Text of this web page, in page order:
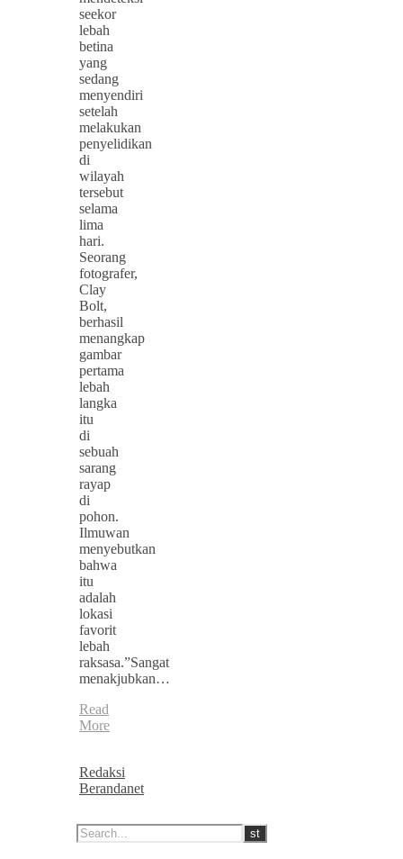
seekor
lebah
betina
yang
sedang
menyendiri
setelah
melakukan
penyelidikan
di
wilayah
tersebut
selama
lima
hari.
Seorang
fotografer,
Clay
Bolt,
berhasil
menangkap
gambar
pertama
lebah
langka
itu
di
sebuah
sarang
rayap
di
pohon.
Ilmuwan
menyebutkan
bahwa
itu
adalah
lokasi
favorit
lebah
raksasa.”Sangat
menakjubkan…
Read
More
Redaksi
Berandanet